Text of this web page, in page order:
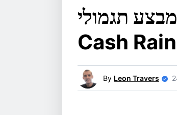
מבצע תגמולי BC.GAME ב-Blackjack
Cash Rain
By Leon Travers